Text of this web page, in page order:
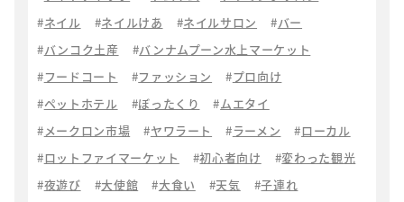
ネイル
ネイルけあ ネイルサロン
バー
バンコク土産
バンナムプーン水上マーケット
フードコート
ファッション
プロ向け
ペットホテル
ぼったくり
ムエタイ
メークロン市場
ヤワラート ラーメン
ローカル
ロットファイマーケット
初心者向け
変わった観光
夜遊び
大使館 大食い 天気
子連れ